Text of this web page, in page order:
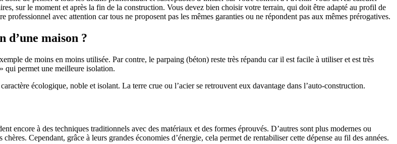
sur le moment et après la fin de la construction. Vous devez bien choisir votre terrain, qui doit être adapté au profil de
avec attention car tous ne proposent pas les mêmes garanties ou ne répondent pas aux mêmes prérogatives.
d’une maison ?
de moins en moins utilisée. Par contre, le parpaing (béton) reste très répandu car il est facile à utiliser et est très
qui permet une meilleure isolation.
écologique, noble et isolant. La terre crue ou l’acier se retrouvent eux davantage dans l’auto-construction.
encore à des techniques traditionnels avec des matériaux et des formes éprouvés. D’autres sont plus modernes ou
Cependant, grâce à leurs grandes économies d’énergie, cela permet de rentabiliser cette dépense au fil des années.